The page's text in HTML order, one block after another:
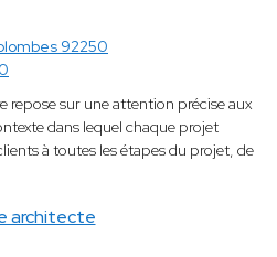
architecte
92250
repose sur une attention précise aux
dans lequel chaque projet
à toutes les étapes du projet, de